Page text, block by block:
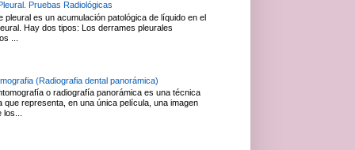
Pruebas Radiológicas
pleural es un acumulación patológica de líquido en el
Hay dos tipos: Los derrames pleurales
...
(Radiografia dental panorámica)
o radiografía panorámica es una técnica
que representa, en una única película, una imagen